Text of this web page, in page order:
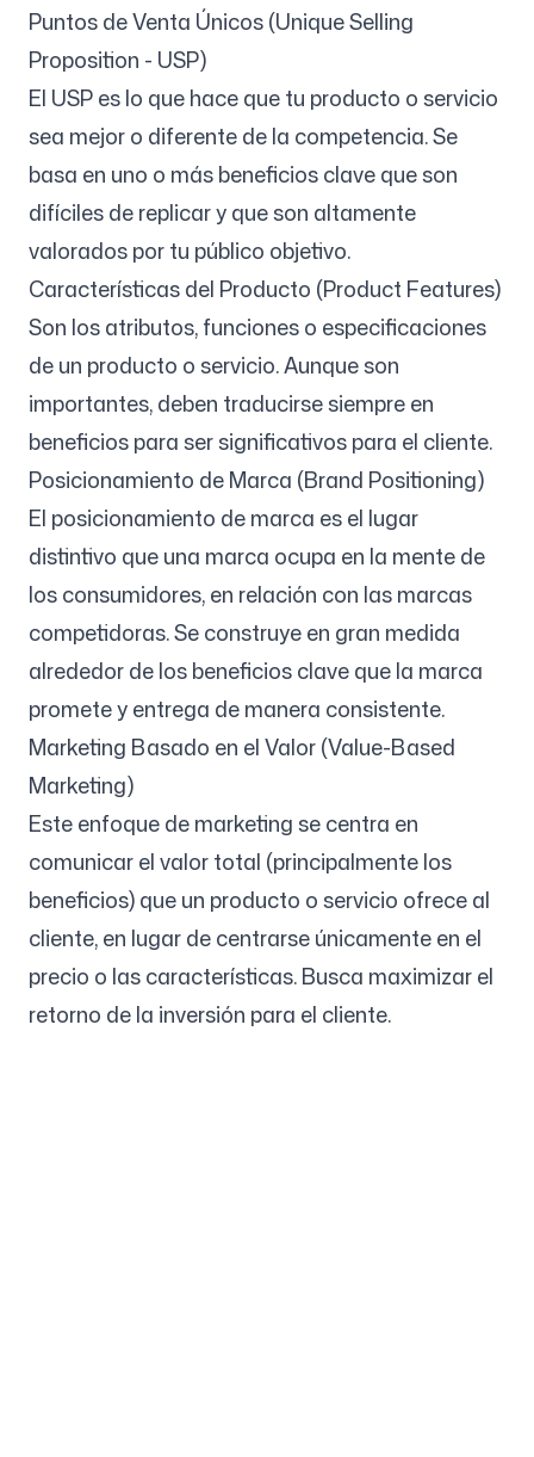
Puntos de Venta Únicos (Unique Selling
Proposition - USP)
El USP es lo que hace que tu producto o servicio
sea mejor o diferente de la competencia. Se
basa en uno o más beneficios clave que son
difíciles de replicar y que son altamente
valorados por tu público objetivo.
Características del Producto (Product Features)
Son los atributos, funciones o especificaciones
de un producto o servicio. Aunque son
importantes, deben traducirse siempre en
beneficios para ser significativos para el cliente.
Posicionamiento de Marca (Brand Positioning)
El posicionamiento de marca es el lugar
distintivo que una marca ocupa en la mente de
los consumidores, en relación con las marcas
competidoras. Se construye en gran medida
alrededor de los beneficios clave que la marca
promete y entrega de manera consistente.
Marketing Basado en el Valor (Value-Based
Marketing)
Este enfoque de marketing se centra en
comunicar el valor total (principalmente los
beneficios) que un producto o servicio ofrece al
cliente, en lugar de centrarse únicamente en el
precio o las características. Busca maximizar el
retorno de la inversión para el cliente.